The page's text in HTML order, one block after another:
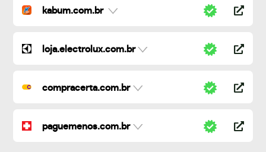
kabum.com.br
loja.electrolux.com.br
compracerta.com.br
paguemenos.com.br